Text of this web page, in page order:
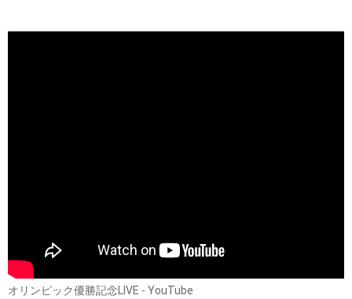
オリンピック優勝記念LIVE - YouTube